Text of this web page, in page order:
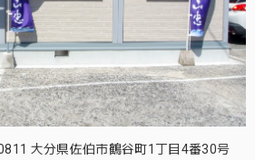
大分県佐伯市鶴谷町1丁目4番30号